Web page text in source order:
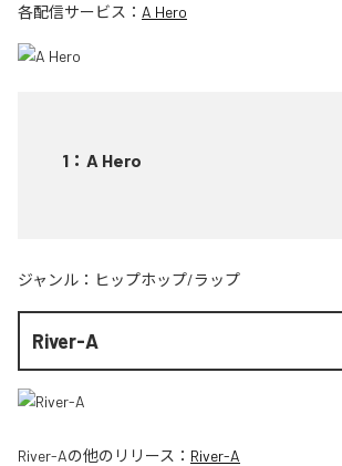
各配信サービス： A Hero
1 ： A Hero
ジャンル： ヒップホップ/ラップ
River-A
River-Aの他のリリース： River-A